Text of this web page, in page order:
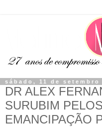
sábado, 11 de setembro
DR ALEX
SURUBIM
EMANCIPAÇÃO